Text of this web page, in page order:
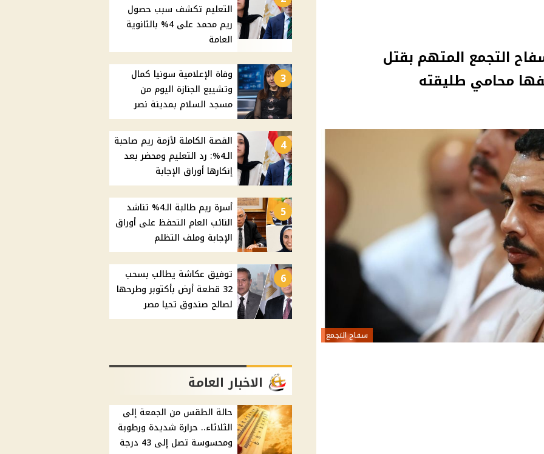
التجمع المتهم بقتل
محامي طليقته
سفاح التجمع
التعليم تكشف سبب حصول
ريم محمد على 4% بالثانوية
العامة
3
وفاة الإعلامية سونيا كمال
وتشييع الجنازة اليوم من
مسجد السلام بمدينة نصر
4
القصة الكاملة لأزمة ريم صاحبة
الـ4%: رد التعليم ومحضر بعد
إنكارها أوراق الإجابة
5
أسرة ريم طالبة الـ4% تناشد
النائب العام التحفظ على أوراق
الإجابة وملف التظلم
6
توفيق عكاشة يطالب بسحب
32 قطعة أرض بأكتوبر وطرحها
لصالح صندوق تحيا مصر
الاخبار العامة
حالة الطقس من الجمعة إلى
الثلاثاء.. حرارة شديدة ورطوبة
ومحسوسة تصل إلى 43 درجة